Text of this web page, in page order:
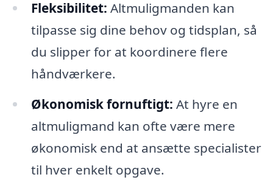
Fleksibilitet: Altmuligmanden kan
tilpasse sig dine behov og tidsplan, så
du slipper for at koordinere flere
håndværkere.
Økonomisk fornuftigt: At hyre en
altmuligmand kan ofte være mere
økonomisk end at ansætte specialister
til hver enkelt opgave.